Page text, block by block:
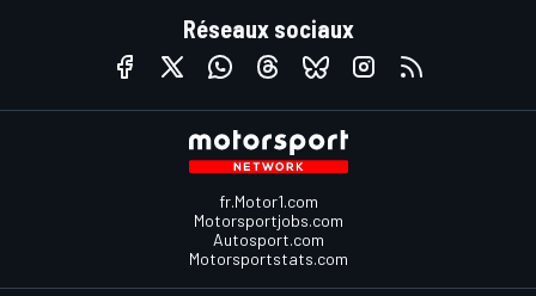
Réseaux sociaux
fr.Motor1.com
Motorsportjobs.com
Autosport.com
Motorsportstats.com